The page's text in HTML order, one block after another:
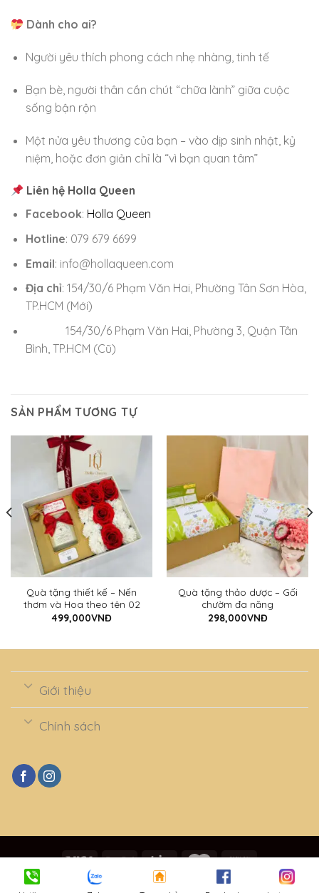
Dành cho ai?
Người yêu thích phong cách nhẹ nhàng, tinh tế
Bạn bè, người thân cần chút “chữa lành” giữa cuộc
sống bận rộn
Một nửa yêu thương của bạn – vào dịp sinh nhật, kỷ
niệm, hoặc đơn giản chỉ là “vì bạn quan tâm”
Liên hệ Holla Queen
Facebook: Holla Queen
Hotline: 079 679 6699
Email: info@hollaqueen.com
Địa chỉ: 154/30/6 Phạm Văn Hai, Phường Tân Sơn Hòa,
TP.HCM (Mới)
154/30/6 Phạm Văn Hai, Phường 3, Quận Tân
Bình, TP.HCM (Cũ)
SẢN PHẨM TƯƠNG TỰ
Quà tặng thiết kế – Nến
thơm và Hoa theo tên 02
499,000VNĐ
Quà tặng thảo dược – Gối
chườm đa năng
298,000VNĐ
Giới thiệu
Chính sách
Copyright 2026 © Holla Queen